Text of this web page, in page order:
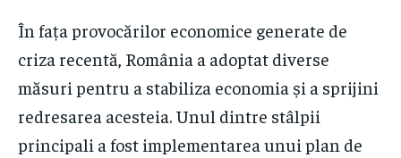
În fața provocărilor economice generate de
criza recentă, România a adoptat diverse
măsuri pentru a stabiliza economia și a sprijini
redresarea acesteia. Unul dintre stâlpii
principali a fost implementarea unui plan de